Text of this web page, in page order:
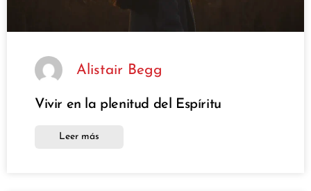
Alistair Begg
Vivir en la plenitud del Espíritu
Leer más